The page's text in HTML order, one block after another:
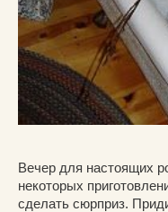
Вечер для настоящих
некоторых
сделать сюрприз.